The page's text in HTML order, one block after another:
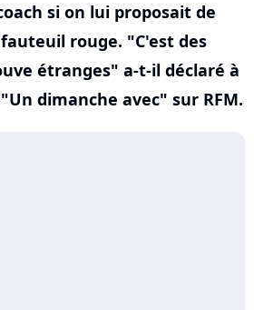
si on lui proposait de
rouge. "C'est des
étranges" a-t-il déclaré à
dimanche avec" sur RFM.